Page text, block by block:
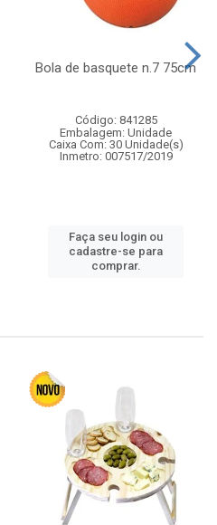
Bola de basquete n.7 75cm
Código: 841285
Embalagem: Unidade
Caixa Com: 30 Unidade(s)
Inmetro: 007517/2019
Faça seu login ou
cadastre-se para
comprar.